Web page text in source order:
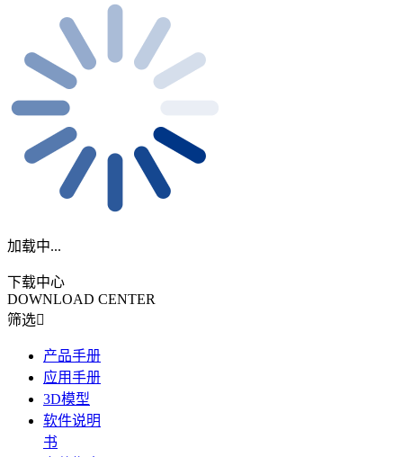
加载中...
下载中心
DOWNLOAD CENTER
筛选
产品手册
应用手册
3D模型
软件说明
书